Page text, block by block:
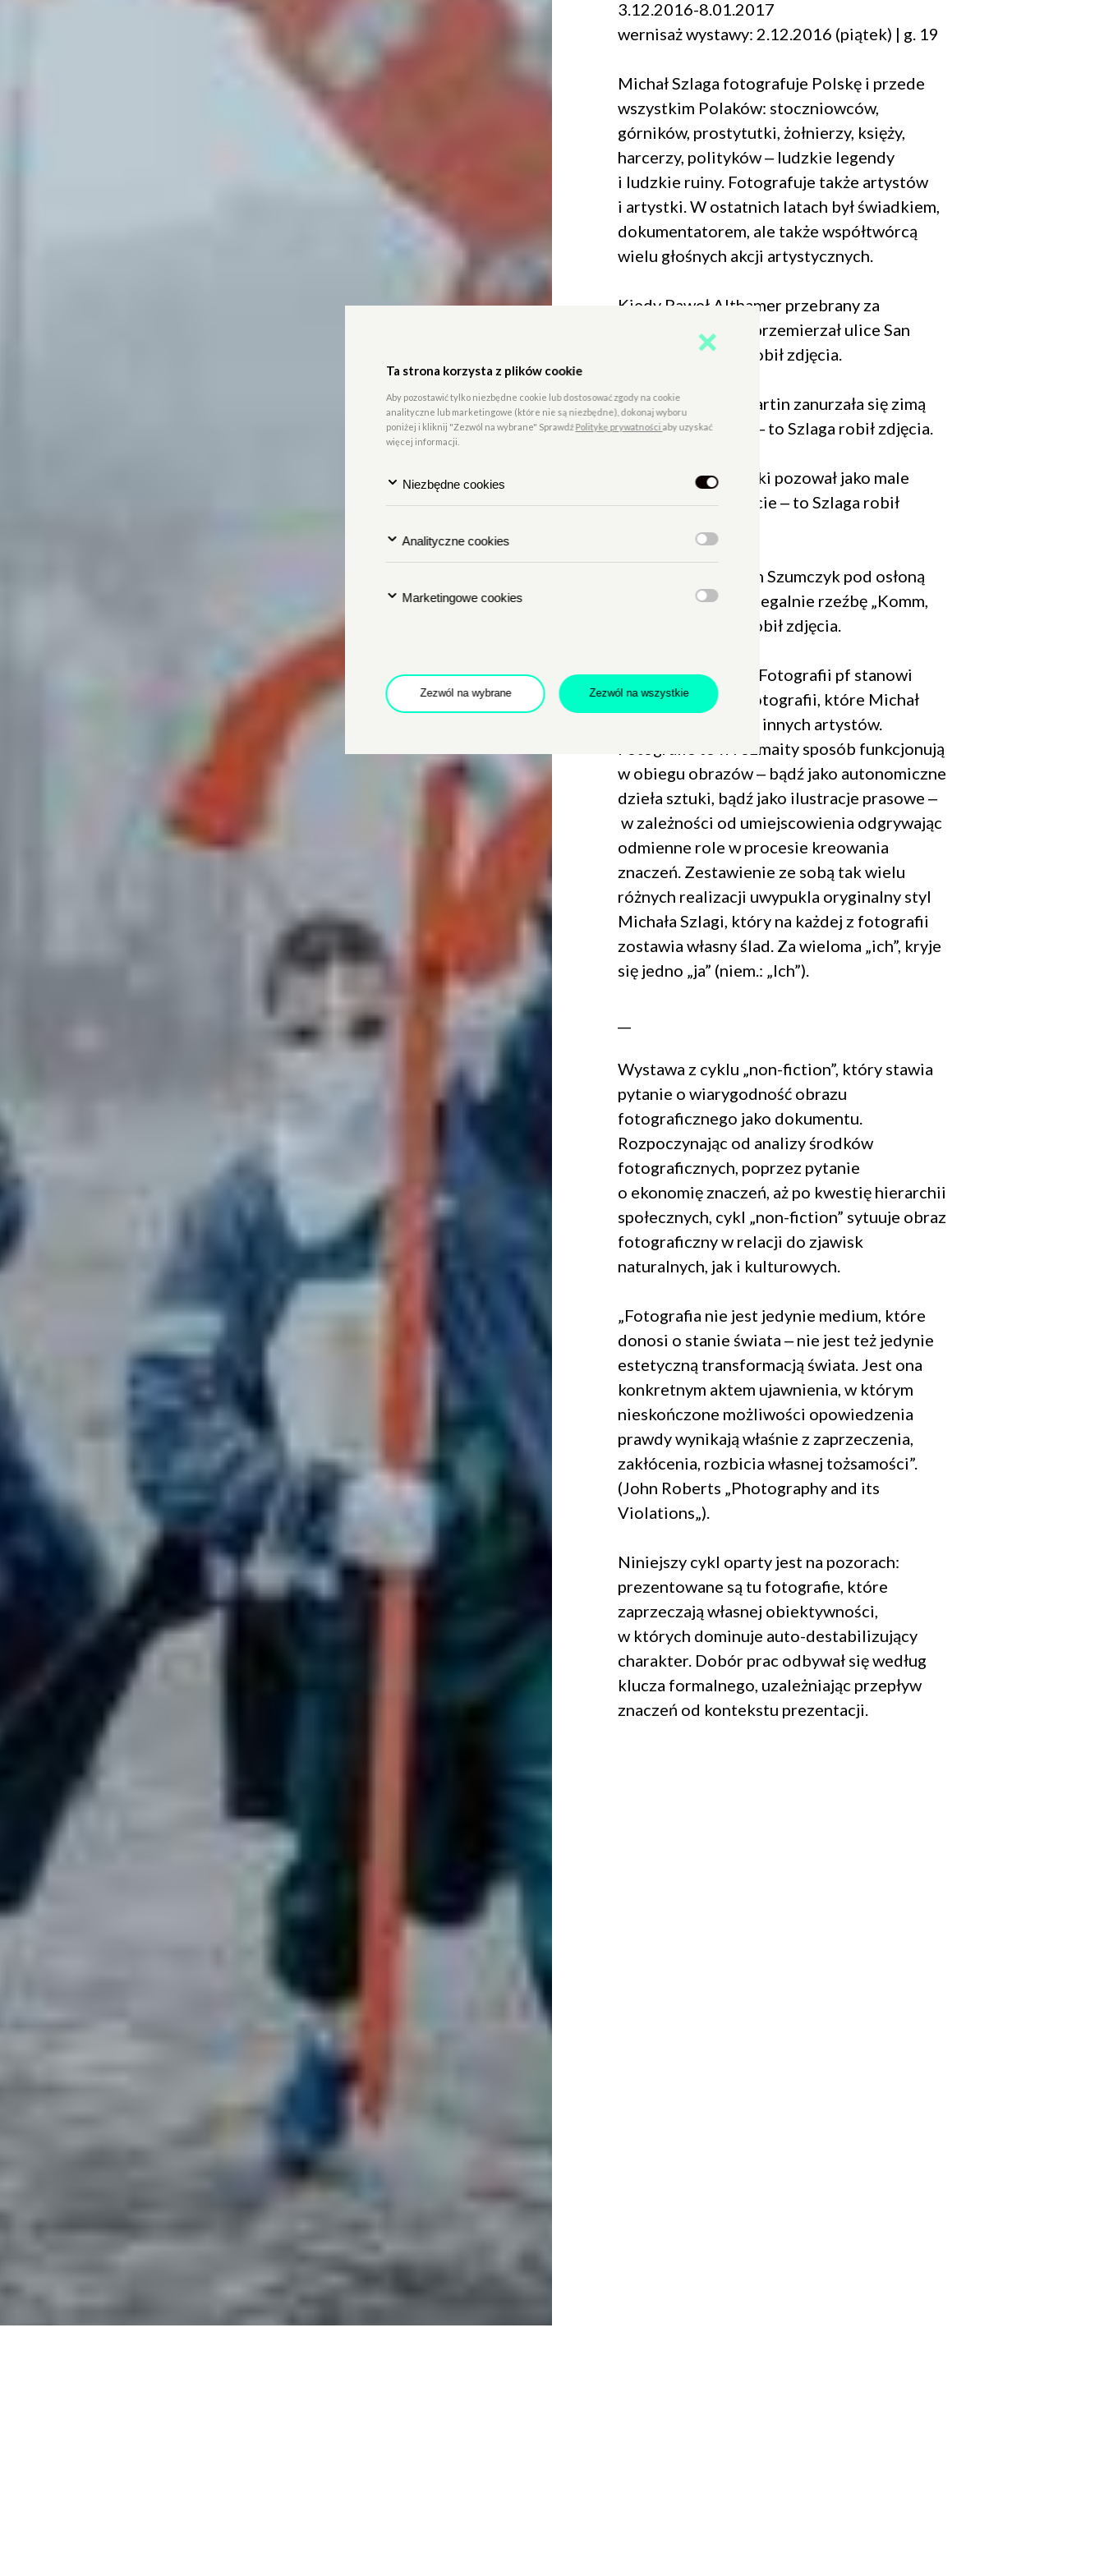
Zamknij
Dołącz do newslettera
POTWIERDŹ ADRES EMAIL
Wyrażam zgodę na przetwarzanie danych osobowych w celu skorzystania z usługi newsletter.
Administratorem danych osobowych jest Centrum Kultury ZAMEK z siedzibą w Poznaniu.
Zapoznałem/am się z informacjami dotyczącymi przetwarzania danych osobowych, które są zawarte
wPolityce prywatności
3.12.2016-8.01.2017
wernisaż wystawy: 2.12.2016 (piątek) | g. 19
Michał Szlaga fotografuje Polskę i przede
wszystkim Polaków: stoczniowców,
górników, prostytutki, żołnierzy, księży,
harcerzy, polityków ‒ ludzkie legendy
i ludzkie ruiny. Fotografuje także artystów
i artystki. W ostatnich latach był świadkiem,
dokumentatorem, ale także współtwórcą
wielu głośnych akcji artystycznych.
Kiedy Paweł Althamer przebrany za
Koziołka Matołka przemierzał ulice San
Paolo ‒ to Szlaga robił zdjęcia.
Kiedy Honorata Martin zanurzała się zimą
w lodowatej rzece ‒ to Szlaga robił zdjęcia.
Kiedy Piotr Uklański pozował jako male
hero na Greenpoincie ‒ to Szlaga robił
Kiedy Jerzy Bohdan Szumczyk pod osłoną
nocy wystawiał nielegalnie rzeźbę „Komm,
Frau” ‒ to Szlaga robił zdjęcia.
Wystawa w Galerii Fotografii pf stanowi
swoisty przegląd fotografii, które Michał
Szlaga stworzył dla innych artystów.
Fotografie te w rozmaity sposób funkcjonują
w obiegu obrazów ‒ bądź jako autonomiczne
dzieła sztuki, bądź jako ilustracje prasowe ‒
w zależności od umiejscowienia odgrywając
odmienne role w procesie kreowania
znaczeń. Zestawienie ze sobą tak wielu
różnych realizacji uwypukla oryginalny styl
Michała Szlagi, który na każdej z fotografii
zostawia własny ślad. Za wieloma „ich”, kryje
się jedno „ja” (niem.: „Ich”).
Wystawa z cyklu „non-fiction”, który stawia
pytanie o wiarygodność obrazu
fotograficznego jako dokumentu.
Rozpoczynając od analizy środków
fotograficznych, poprzez pytanie
o ekonomię znaczeń, aż po kwestię hierarchii
społecznych, cykl „non-fiction” sytuuje obraz
fotograficzny w relacji do zjawisk
naturalnych, jak i kulturowych.
„Fotografia nie jest jedynie medium, które
donosi o stanie świata ‒ nie jest też jedynie
estetyczną transformacją świata. Jest ona
konkretnym aktem ujawnienia, w którym
nieskończone możliwości opowiedzenia
prawdy wynikają właśnie z zaprzeczenia,
zakłócenia, rozbicia własnej tożsamości”.
(John Roberts „Photography and its
Violations„).
Niniejszy cykl oparty jest na pozorach:
prezentowane są tu fotografie, które
zaprzeczają własnej obiektywności,
w których dominuje auto-destabilizujący
charakter. Dobór prac odbywał się według
klucza formalnego, uzależniając przepływ
znaczeń od kontekstu prezentacji.
Ta strona korzysta z plików cookie
Aby pozostawić tylko niezbędne cookie lub dostosować zgody na cookie
analityczne lub marketingowe (które nie są niezbędne), dokonaj wyboru
poniżej i kliknij "Zezwól na wybrane" Sprawdź Politykę prywatnościaby uzyskać
więcej informacji.
Niezbędne cookies
Analityczne cookies
Marketingowe cookies
Zezwól na wybrane Zezwól na wszystkie